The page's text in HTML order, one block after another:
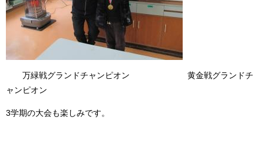
万緑戦グランドチャンピオン 黄金戦グランドチ
ャンピオン
3学期の大会も楽しみです。